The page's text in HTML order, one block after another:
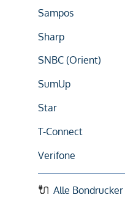
Sampos
Sharp
SNBC (Orient)
SumUp
Star
T-Connect
Verifone
Alle Bondrucker